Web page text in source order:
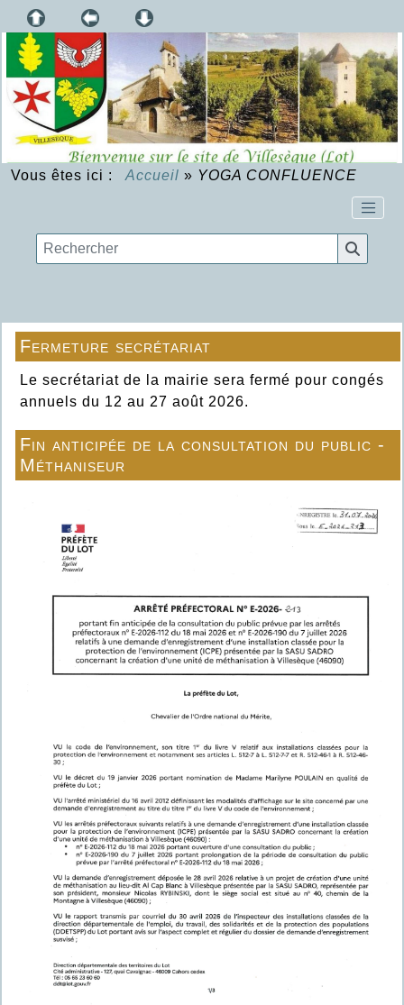
Vous êtes ici : Accueil » YOGA CONFLUENCE
Fermeture secrétariat
Le secrétariat de la mairie sera fermé pour congés
annuels du 12 au 27 août 2026.
Fin anticipée de la consultation du public -
Méthaniseur